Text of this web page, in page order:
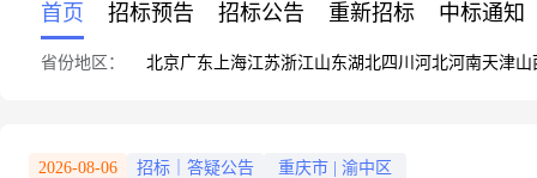
首页 招标预告 招标公告 重新招标 中标通知
省份地区： 北京广东 上海江苏浙江山东湖北四川 河北河南天津山
2026-08-06 招标｜答疑公告 重庆市 渝中区